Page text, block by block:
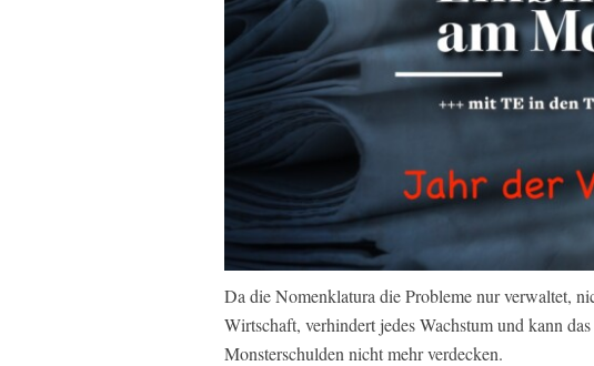
Da die Nomenklatura die Probleme nur verwaltet,
Wirtschaft, verhindert jedes Wachstum und kann
Monsterschulden nicht mehr verdecken.